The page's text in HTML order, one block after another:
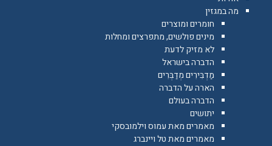
מה במגזין
חומרים ומוצרים
מינים פולשים, מתפרצים ומחלות
לא מזיק לדעת
הדברה בישראל
מַדְבִּירִים מְדַבְּרִים
הארה על הדברה
הדברה בעולם
יתושים
מאמרים מאת עמוס וילמובסקי
מאמרים מאת טל ויינברג